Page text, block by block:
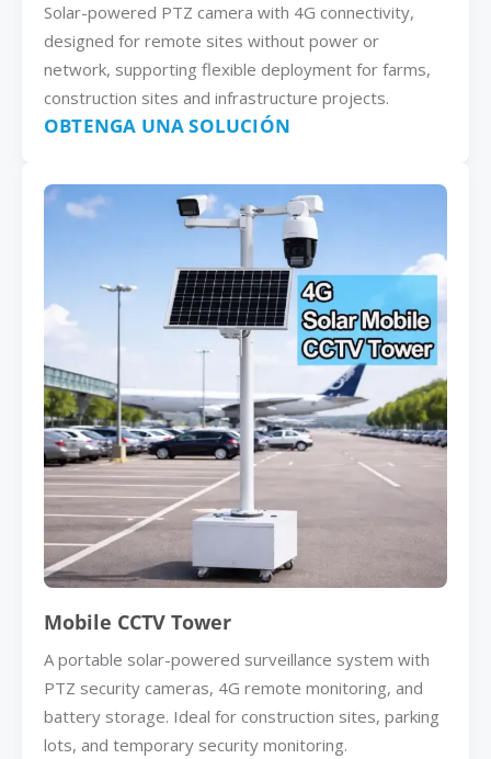
Solar-powered PTZ camera with 4G connectivity,
designed for remote sites without power or
network, supporting flexible deployment for farms,
construction sites and infrastructure projects.
OBTENGA UNA SOLUCIÓN
Mobile CCTV Tower
A portable solar-powered surveillance system with
PTZ security cameras, 4G remote monitoring, and
battery storage. Ideal for construction sites, parking
lots, and temporary security monitoring.